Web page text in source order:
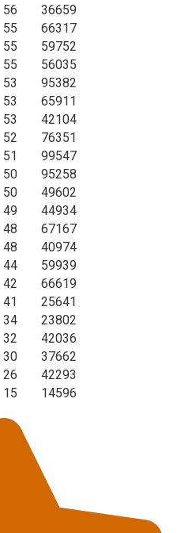
56
36659
55
66317
55
59752
55
56035
53
95382
53
65911
53
42104
52
76351
51
99547
50
95258
50
49602
49
44934
48
67167
48
40974
44
59939
42
66619
41
25641
34
23802
32
42036
30
37662
26
42293
15
14596